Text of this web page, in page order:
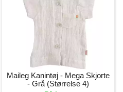
Maileg Kanintøj - Mega Skjorte
- Grå (Størrelse 4)